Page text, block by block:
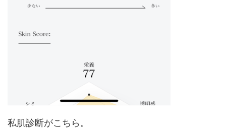
私肌診断がこちら。